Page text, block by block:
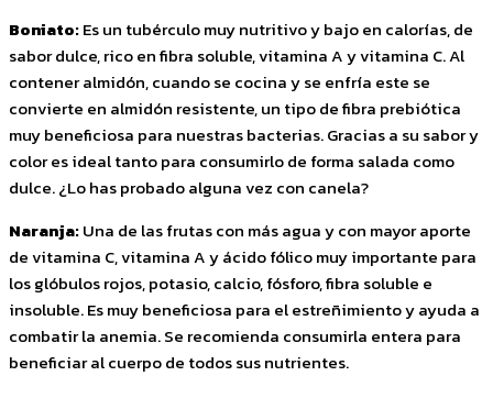
Boniato:Es un tubérculo muy nutritivo y bajo en calorías, de
sabor dulce, rico en fibra soluble, vitamina A y vitamina C. Al
contener almidón, cuando se cocina y se enfría este se
convierte en almidón resistente, un tipo de fibra prebiótica
muy beneficiosa para nuestras bacterias. Gracias a su sabor y
color es ideal tanto para consumirlo de forma salada como
dulce. ¿Lo has probado alguna vez con canela?
Naranja:Una de las frutas con más agua y con mayor aporte
de vitamina C, vitamina A y ácido fólico muy importante para
los glóbulos rojos, potasio, calcio, fósforo, fibra soluble e
insoluble. Es muy beneficiosa para el estreñimiento y ayuda a
combatir la anemia. Se recomienda consumirla entera para
beneficiar al cuerpo de todos sus nutrientes.